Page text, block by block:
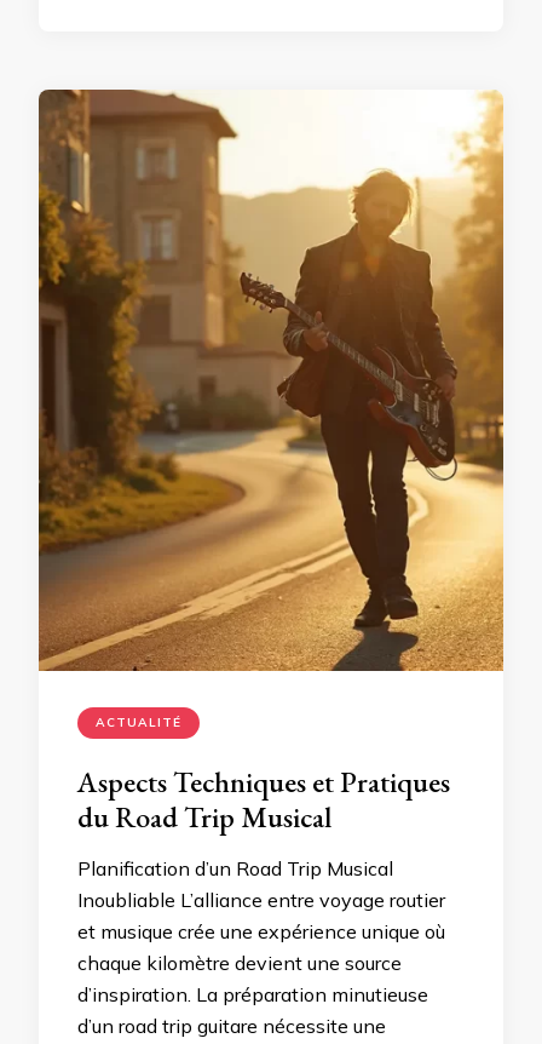
ACTUALITÉ
Aspects Techniques et Pratiques
du Road Trip Musical
Planification d’un Road Trip Musical
Inoubliable L’alliance entre voyage routier
et musique crée une expérience unique où
chaque kilomètre devient une source
d’inspiration. La préparation minutieuse
d’un road trip guitare nécessite une